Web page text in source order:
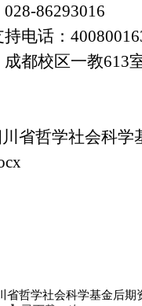
86293016
电话：
都校区一教613
川省哲学社会科
省哲学社会科学基金后期